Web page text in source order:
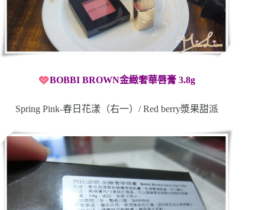
BOBBI BROWN金緻奢華唇膏 3.8g
Spring Pink-春日花漾（右一）/ Red berry漿果甜派